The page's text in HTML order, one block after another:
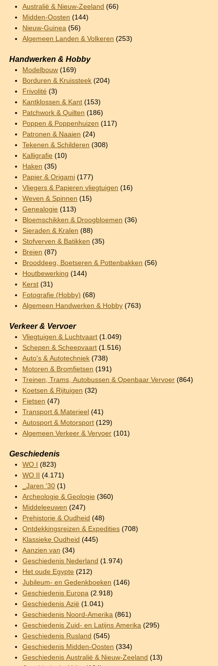
Australië & Nieuw-Zeeland (66)
Midden-Oosten (144)
Nieuw-Guinea (56)
Algemeen Landen & Volkeren (253)
Handwerken & Hobby
Modelbouw (169)
Borduren & Kruissteek (204)
Frivolité (3)
Kantklossen & Kant (153)
Patchwork & Quilten (186)
Poppen & Poppenhuizen (117)
Patronen & Naaien (24)
Tekenen & Schilderen (308)
Kalligrafie (10)
Haken (35)
Papier & Origami (177)
Vliegers & Papieren vliegtuigen (16)
Weven & Spinnen (15)
Genealogie (113)
Bloemschikken & Droogbloemen (36)
Sieraden & Kralen (88)
Stofverven & Batikken (35)
Breien (87)
Brooddeeg, Boetseren & Pottenbakken (56)
Houtbewerking (144)
Kerst (31)
Fotografie (Hobby) (68)
Algemeen Handwerken & Hobby (763)
Verkeer & Vervoer
Vliegtuigen & Luchtvaart (1.049)
Schepen & Scheepvaart (1.516)
Auto's & Autotechniek (738)
Motoren & Bromfietsen (191)
Treinen, Trams, Autobussen & Openbaar Vervoer (864)
Koetsen & Rijtuigen (32)
Fietsen (47)
Transport & Materieel (41)
Autosport & Motorsport (129)
Algemeen Verkeer & Vervoer (101)
Geschiedenis
WO I (823)
WO II (4.171)
_Jaren '30 (1)
Archeologie & Geologie (360)
Middeleeuwen (247)
Prehistorie & Oudheid (48)
Ontdekkingsreizen & Expedities (708)
Klassieke Oudheid (445)
Aanzien van (34)
Geschiedenis Nederland (1.974)
Het oude Egypte (212)
Jubileum- en Gedenkboeken (146)
Geschiedenis Europa (2.918)
Geschiedenis Azië (1.041)
Geschiedenis Noord-Amerika (861)
Geschiedenis Zuid- en Latijns Amerika (295)
Geschiedenis Rusland (545)
Geschiedenis Midden-Oosten (334)
Geschiedenis Australië & Nieuw-Zeeland (13)